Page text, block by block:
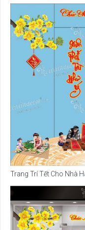
Trang Trí Tết Cho Nhà